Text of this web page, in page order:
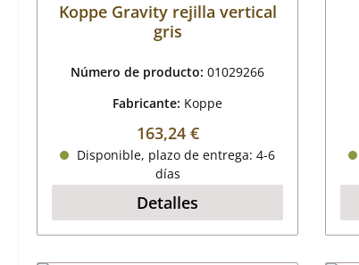
Koppe Gravity rejilla vertical
gris
Número de producto: 01029266
Fabricante: Koppe
Precio normal:
163,24 €
Disponible, plazo de entrega: 4-6
días
Detalles